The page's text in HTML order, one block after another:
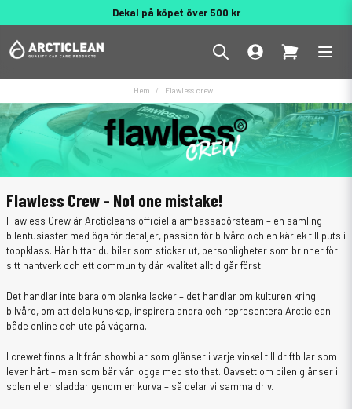
Dekal på köpet över 500 kr
Hem Flawless crew
Flawless Crew – Not one mistake!
Flawless Crew är Arcticleans officiella ambassadörsteam – en samling
bilentusiaster med öga för detaljer, passion för bilvård och en kärlek till puts i
toppklass. Här hittar du bilar som sticker ut, personligheter som brinner för
sitt hantverk och ett community där kvalitet alltid går först.
Det handlar inte bara om blanka lacker – det handlar om kulturen kring
bilvård, om att dela kunskap, inspirera andra och representera Arcticlean
både online och ute på vägarna.
I crewet finns allt från showbilar som glänser i varje vinkel till driftbilar som
lever hårt – men som bär vår logga med stolthet. Oavsett om bilen glänser i
solen eller sladdar genom en kurva – så delar vi samma driv.